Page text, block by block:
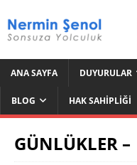
ANA SAYFA DUYURULAR
BLOG HAK SAHIPLIĞI
GÜNLÜKLER